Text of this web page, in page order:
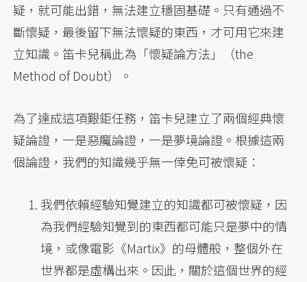
疑，就可能出錯，無法建立穩固基礎。只有通過不
斷懷疑，最後留下無法懷疑的東西，才可用它來建
立知識。笛卡兒稱此為「懷疑論方法」（the
Method of Doubt）。
為了達成這項艱鉅任務，笛卡兒建立了兩個經典懷
疑論證，一是惡魔論證，一是夢境論證。根據這兩
個論證，我們的知識幾乎無一倖免可被懷疑：
我們依賴經驗知覺建立的知識都可被懷疑，因
為我們經驗知覺到的東西都可能只是夢中的情
境，或像電影《Martix》的母體般，整個外在
世界都是虛構出來。因此，關於這個世界的經